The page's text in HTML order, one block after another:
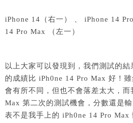
iPhone 14（右一） 、 iPhone 14
14 Pro Max （左一）
以上大家可以發現到，我們測試的
的成績比 iPh0ne 14 Pro Max 好！
會有所不同，但也不會落差太大，而
Max 第二次的測試機會，分數還是
表不是我手上的 iPh0ne 14 Pro Max